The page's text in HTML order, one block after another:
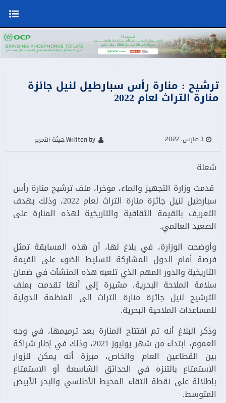
ترشيح : منارة رأس سبارطيل لنيل جائزة
منارة التراث لعام 2022
3 مارس، 2022
شعلة
قدمت وزارة التجهيز والماء، مؤخرا، ملف ترشيح منارة رأس
سبارطيل لنيل جائزة منارة التراث لعام 2022، وذلك بهدف
التعريف بالقيمة الثقافية والتاريخية لهذه المنارة على
الصعيد العالمي.
وأوضحت الوزارة، في بلاغ لها، أن هذه المسابقة تمثل
فرصة أمام الدول المشاركة لتسليط الضوء على القيمة
التاريخية والدور المهم الذي تلعبه هذه المنشآت في ضمان
سلامة الملاحة البحرية، مشيرة إلى أنها تقدمت بملف
الترشيح لنيل جائزة منارة التراث إلى المنظمة الدولية
للمساعدات الملاحية البحرية.
وذكر البلاغ أنه تم افتتاح المنارة بعد ترميمها، في وجه
العموم، ابتداء من شهر يوليوز 2021، وذلك في إطار شراكة
بين القطاعين العام والخاص، مبرزة أنه يمكن للزوار
الاستمتاع بالتنزه في الحدائق الشاسعة أو الاستمتاع
بإطلالة على نقطة التقاء المحيط الأطلسي والبحر الأبيض
المتوسط.